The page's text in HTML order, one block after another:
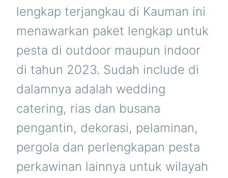
lengkap terjangkau di Kauman ini
menawarkan paket lengkap untuk
pesta di outdoor maupun indoor
di tahun 2023. Sudah include di
dalamnya adalah wedding
catering, rias dan busana
pengantin, dekorasi, pelaminan,
pergola dan perlengkapan pesta
perkawinan lainnya untuk wilayah